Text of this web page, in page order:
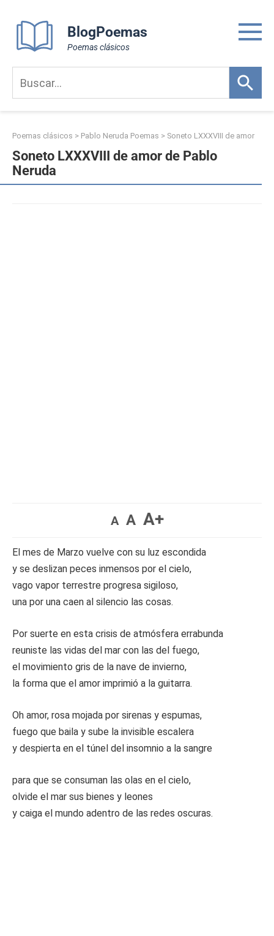
content
BlogPoemas
Poemas clásicos
Poemas clásicos > Pablo Neruda Poemas > Soneto LXXXVIII de amor
Soneto LXXXVIII de amor de Pablo
Neruda
A A A+
El mes de Marzo vuelve con su luz escondida
y se deslizan peces inmensos por el cielo,
vago vapor terrestre progresa sigiloso,
una por una caen al silencio las cosas.
Por suerte en esta crisis de atmósfera errabunda
reuniste las vidas del mar con las del fuego,
el movimiento gris de la nave de invierno,
la forma que el amor imprimió a la guitarra.
Oh amor, rosa mojada por sirenas y espumas,
fuego que baila y sube la invisible escalera
y despierta en el túnel del insomnio a la sangre
para que se consuman las olas en el cielo,
olvide el mar sus bienes y leones
y caiga el mundo adentro de las redes oscuras.